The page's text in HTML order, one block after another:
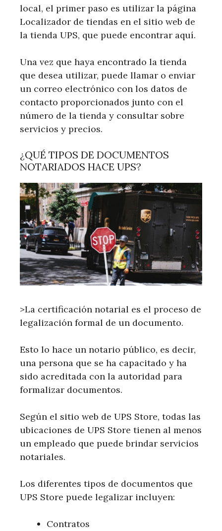
local, el primer paso es utilizar la página
Localizador de tiendas en el sitio web de
la tienda UPS, que puede encontrar aquí.
Una vez que haya encontrado la tienda
que desea utilizar, puede llamar o enviar
un correo electrónico con los datos de
contacto proporcionados junto con el
número de la tienda y consultar sobre
servicios y precios.
¿QUÉ TIPOS DE DOCUMENTOS
NOTARIADOS HACE UPS?
>La certificación notarial es el proceso de
legalización formal de un documento.
Esto lo hace un notario público, es decir,
una persona que se ha capacitado y ha
sido acreditada con la autoridad para
formalizar documentos.
Según el sitio web de UPS Store, todas las
ubicaciones de UPS Store tienen al menos
un empleado que puede brindar servicios
notariales.
Los diferentes tipos de documentos que
UPS Store puede legalizar incluyen:
Contratos